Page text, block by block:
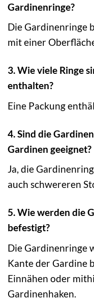
Gardinenringe?
Die Gardinenringe
mit einer
3. Wie viele Ringe
enthalten?
Eine Packung
4. Sind die
Gardinen geeignet?
Ja, die
auch schwereren
5. Wie werden die
befestigt?
Die Gardinenringe
Kante der Gardine
Einnähen oder
Gardinenhaken.